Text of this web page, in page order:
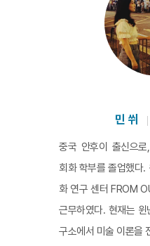
민 쒸
중국 안후이 출신으
회화 학부를 졸업했다.
화 연구 센터 FROM
근무하였다. 현재는
구소에서 미술 이론을